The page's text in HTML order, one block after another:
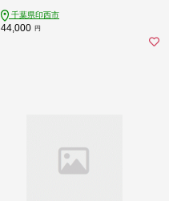
千葉県印西市
44,000 円